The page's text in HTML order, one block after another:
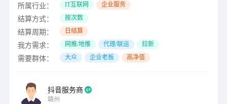
所属行业： IT互联网 企业服务
结算方式： 按次数
结算周期： 日结算
我方需求： 网推/地推 代理/联运 拉新
需要群体： 大众 企业老板 高净值
抖音服务商
赣州